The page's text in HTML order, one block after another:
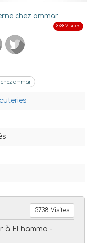
chez ammar
3738 Visites
à El hamma -